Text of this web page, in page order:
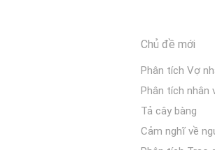
Chủ đề mới
Phân tích Vợ
Phân tích nhân
Tả cây bàng
Cảm nghĩ về